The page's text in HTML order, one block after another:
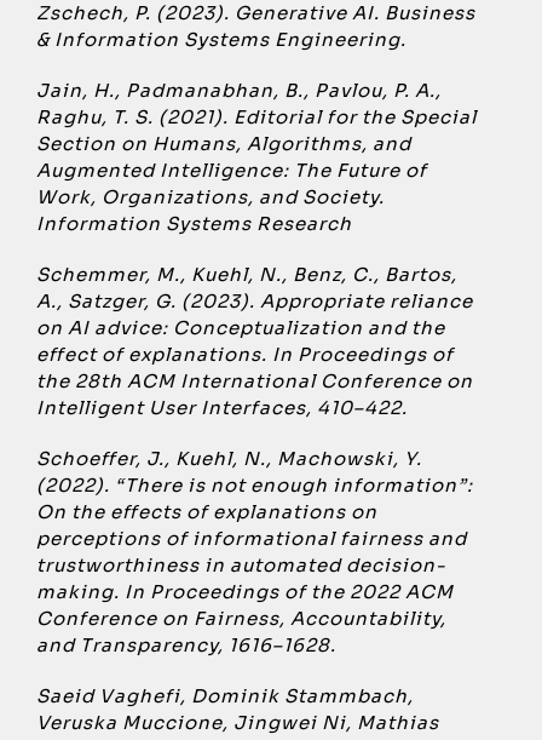
Zschech, P. (2023). Generative AI. Business
& Information Systems Engineering.
Jain, H., Padmanabhan, B., Pavlou, P. A.,
Raghu, T. S. (2021). Editorial for the Special
Section on Humans, Algorithms, and
Augmented Intelligence: The Future of
Work, Organizations, and Society.
Information Systems Research
Schemmer, M., Kuehl, N., Benz, C., Bartos,
A., Satzger, G. (2023). Appropriate reliance
on AI advice: Conceptualization and the
effect of explanations. In Proceedings of
the 28th ACM International Conference on
Intelligent User Interfaces, 410–422.
Schoeffer, J., Kuehl, N., Machowski, Y.
(2022). “There is not enough information”:
On the effects of explanations on
perceptions of informational fairness and
trustworthiness in automated decision-
making. In Proceedings of the 2022 ACM
Conference on Fairness, Accountability,
and Transparency, 1616–1628.
Saeid Vaghefi, Dominik Stammbach,
Veruska Muccione, Jingwei Ni, Mathias